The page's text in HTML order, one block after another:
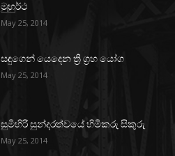
මුහුර්ථ
May 25, 2014
සඳුගෙන් යෙදෙන ත්‍රි ග්‍රහ යෝග
May 25, 2014
සුමිහිරි සුන්දරත්වයේ හිමිකරු සිකුරු
May 25, 2014